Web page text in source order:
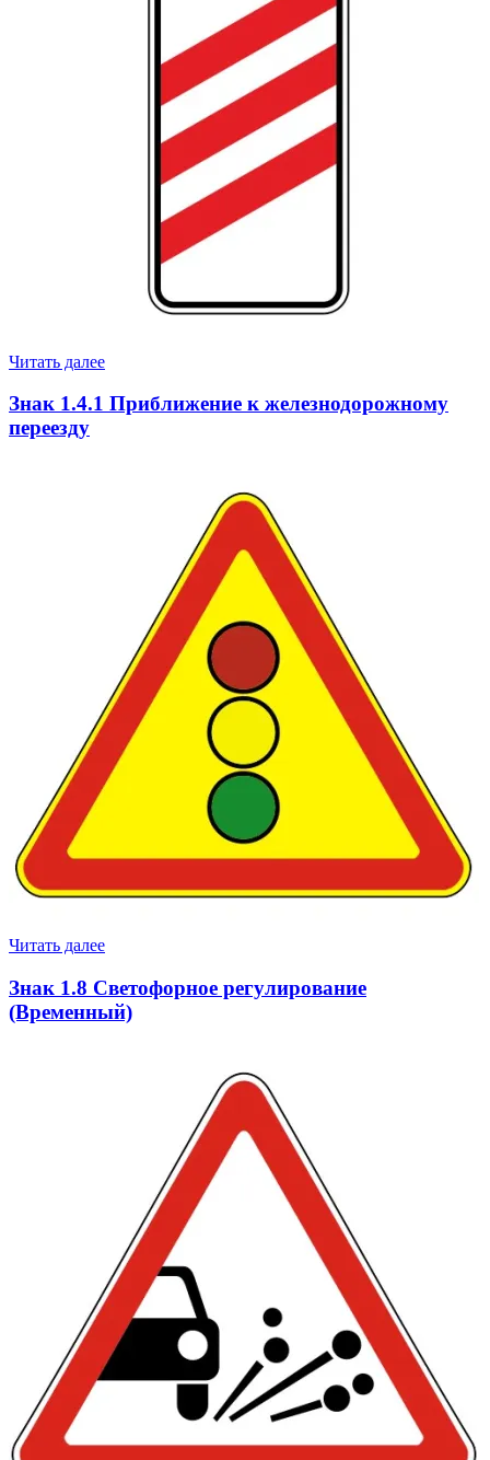
Читать далее
Знак 1.4.1 Приближение к железнодорожному
переезду
Читать далее
Знак 1.8 Светофорное регулирование
(Временный)